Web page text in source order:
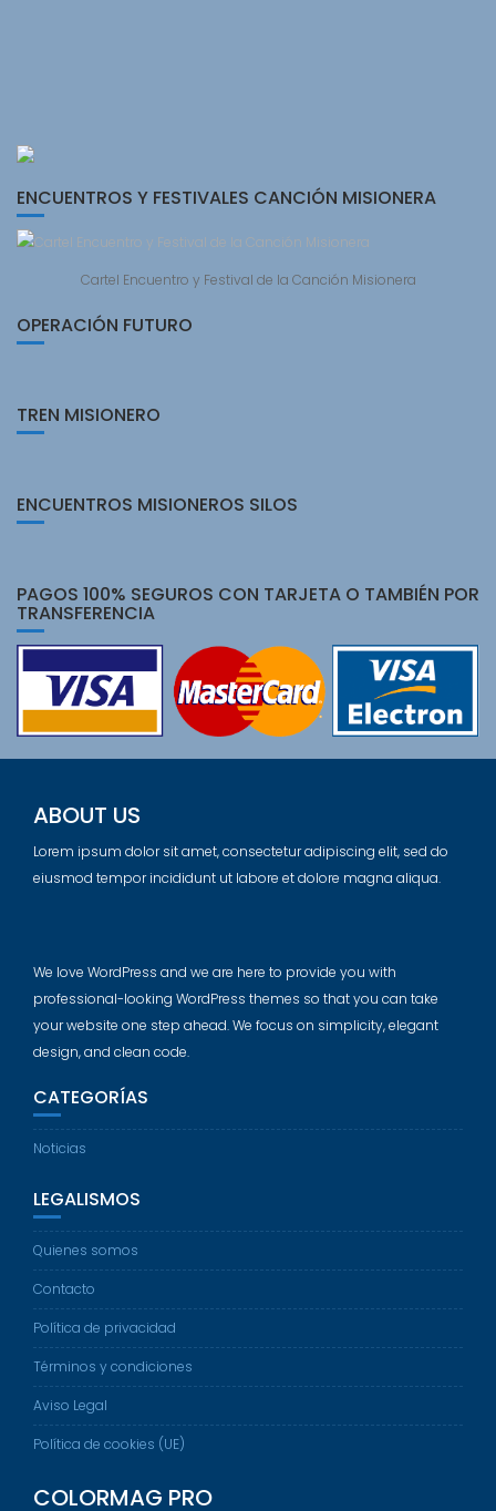
ENCUENTROS Y FESTIVALES CANCIÓN MISIONERA
Cartel Encuentro y Festival de la Canción Misionera
OPERACIÓN FUTURO
TREN MISIONERO
ENCUENTROS MISIONEROS SILOS
PAGOS 100% SEGUROS CON TARJETA O TAMBIÉN POR
TRANSFERENCIA
ABOUT US
Lorem ipsum dolor sit amet, consectetur adipiscing elit, sed do
eiusmod tempor incididunt ut labore et dolore magna aliqua.
We love WordPress and we are here to provide you with
professional-looking WordPress themes so that you can take
your website one step ahead. We focus on simplicity, elegant
design, and clean code.
CATEGORÍAS
Noticias
LEGALISMOS
Quienes somos
Contacto
Política de privacidad
Términos y condiciones
Aviso Legal
Política de cookies (UE)
COLORMAG PRO